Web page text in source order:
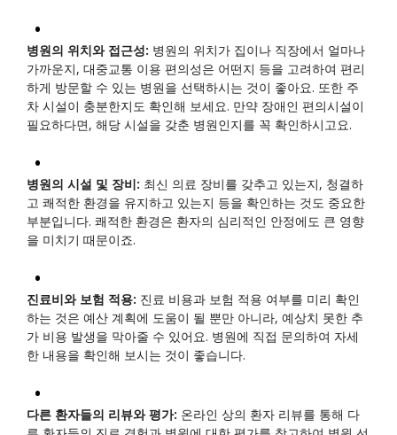
병원의 위치와 접근성: 병원의 위치가 집이나 직장에서 얼마나
가까운지, 대중교통 이용 편의성은 어떤지 등을 고려하여 편리
하게 방문할 수 있는 병원을 선택하시는 것이 좋아요. 또한 주
차 시설이 충분한지도 확인해 보세요. 만약 장애인 편의시설이
필요하다면, 해당 시설을 갖춘 병원인지를 꼭 확인하시고요.
병원의 시설 및 장비: 최신 의료 장비를 갖추고 있는지, 청결하
고 쾌적한 환경을 유지하고 있는지 등을 확인하는 것도 중요한
부분입니다. 쾌적한 환경은 환자의 심리적인 안정에도 큰 영향
을 미치기 때문이죠.
진료비와 보험 적용: 진료 비용과 보험 적용 여부를 미리 확인
하는 것은 예산 계획에 도움이 될 뿐만 아니라, 예상치 못한 추
가 비용 발생을 막아줄 수 있어요. 병원에 직접 문의하여 자세
한 내용을 확인해 보시는 것이 좋습니다.
다른 환자들의 리뷰와 평가: 온라인 상의 환자 리뷰를 통해 다